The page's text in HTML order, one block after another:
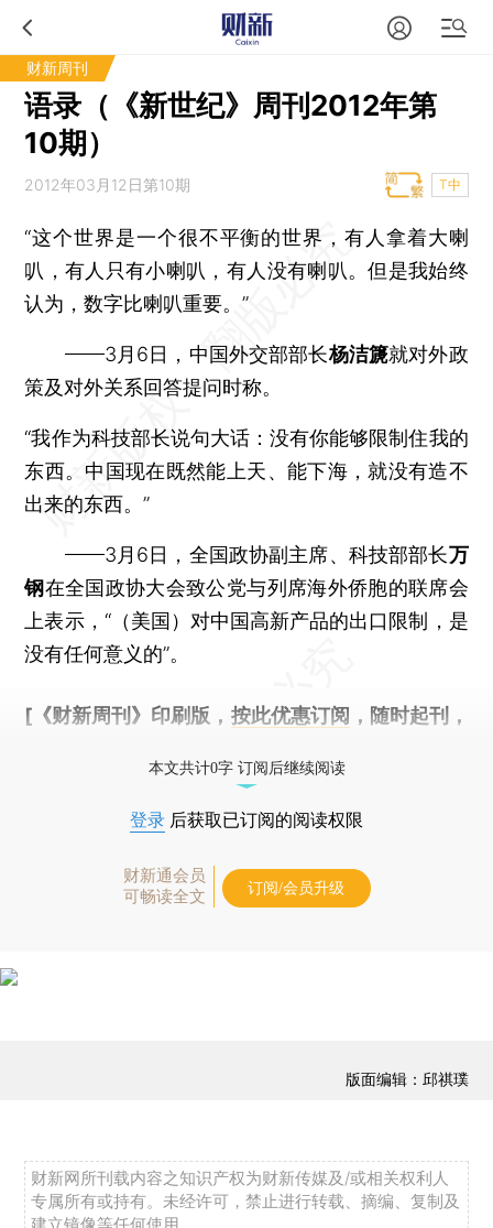
财新周刊
语录（《新世纪》周刊2012年第
10期）
2012年03月12日第10期 T中
“这个世界是一个很不平衡的世界，有人拿着大喇
叭，有人只有小喇叭，有人没有喇叭。但是我始终
认为，数字比喇叭重要。”
——3月6日，中国外交部部长杨洁篪就对外政
策及对外关系回答提问时称。
“我作为科技部长说句大话：没有你能够限制住我的
东西。中国现在既然能上天、能下海，就没有造不
出来的东西。”
——3月6日，全国政协副主席、科技部部长万
钢在全国政协大会致公党与列席海外侨胞的联席会
上表示，“（美国）对中国高新产品的出口限制，是
没有任何意义的”。
[《财新周刊》印刷版， 按此优惠订阅 ，随时起刊，
本文共计0字 订阅后继续阅读
登录 后获取已订阅的阅读权限
财新通会员
可畅读全文
订阅/会员升级
版面编辑：邱祺璞
财新网所刊载内容之知识产权为财新传媒及/或相关权利人
专属所有或持有。未经许可，禁止进行转载、摘编、复制及